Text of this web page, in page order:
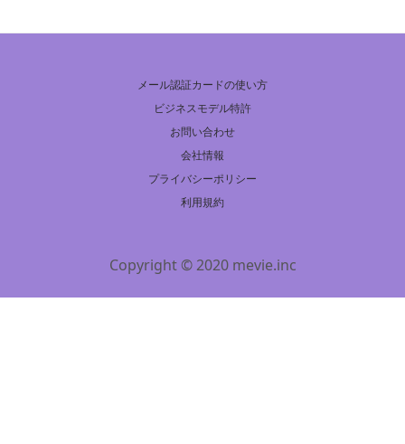
メール認証カードの使い方
ビジネスモデル特許
お問い合わせ
会社情報
プライバシーポリシー
利用規約
Copyright © 2020 mevie.inc